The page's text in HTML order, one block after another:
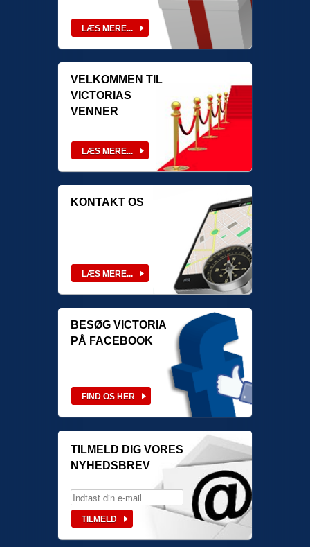
VELKOMMEN TIL
VICTORIAS
VENNER
KONTAKT OS
BESØG VICTORIA
PÅ FACEBOOK
TILMELD DIG VORES
NYHEDSBREV